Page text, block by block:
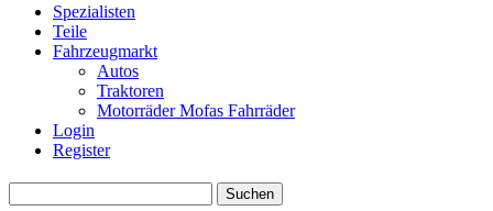
Spezialisten
Teile
Fahrzeugmarkt
Autos
Traktoren
Motorräder Mofas Fahrräder
Login
Register